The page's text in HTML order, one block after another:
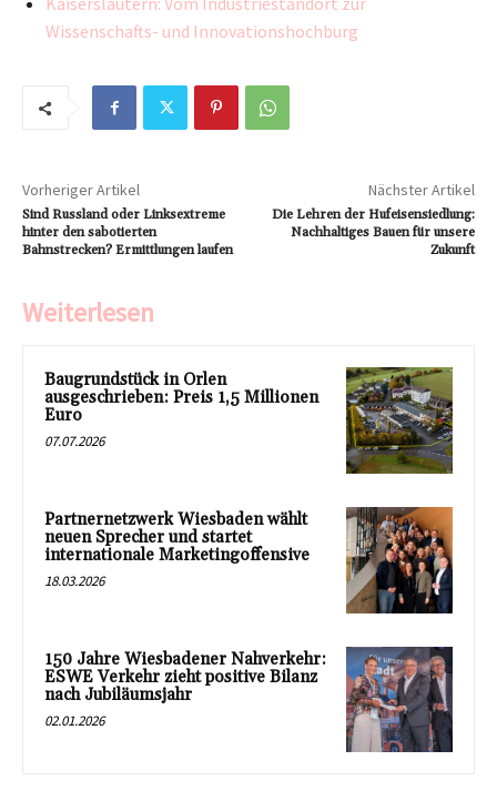
Wissenschafts- und Innovationshochburg
Vorheriger Artikel
Sind Russland oder Linksextreme
hinter den sabotierten
Bahnstrecken? Ermittlungen laufen
Nächster Artikel
Die Lehren der Hufeisensiedlung:
Nachhaltiges Bauen für unsere
Zukunft
Weiterlesen
Baugrundstück in Orlen
ausgeschrieben: Preis 1,5 Millionen
Euro
07.07.2026
Partnernetzwerk Wiesbaden wählt
neuen Sprecher und startet
internationale Marketingoffensive
18.03.2026
150 Jahre Wiesbadener Nahverkehr:
ESWE Verkehr zieht positive Bilanz
nach Jubiläumsjahr
02.01.2026